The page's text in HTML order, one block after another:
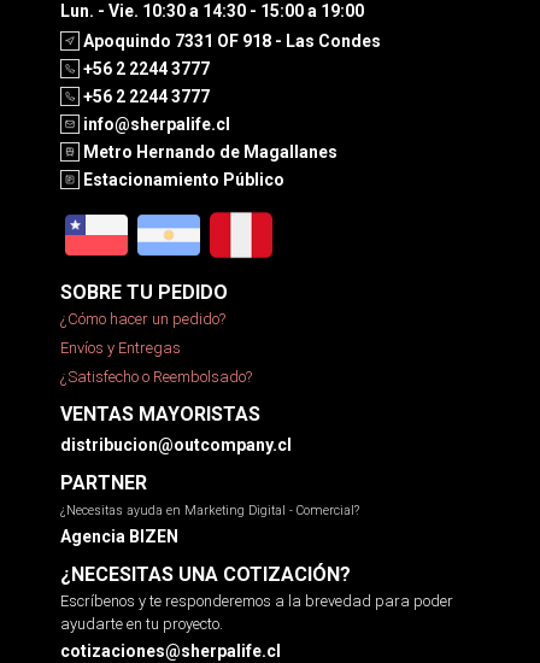
Lun. - Vie. 10:30 a 14:30 - 15:00 a 19:00
Apoquindo 7331 OF 918 - Las Condes
+56 2 2244 3777
+56 2 2244 3777
info@sherpalife.cl
Metro Hernando de Magallanes
Estacionamiento Público
SOBRE TU PEDIDO
¿Cómo hacer un pedido?
Envíos y Entregas
¿Satisfecho o Reembolsado?
VENTAS MAYORISTAS
distribucion@outcompany.cl
PARTNER
¿Necesitas ayuda en Marketing Digital - Comercial?
Agencia BIZEN
¿NECESITAS UNA COTIZACIÓN?
Escríbenos y te responderemos a la brevedad para poder
ayudarte en tu proyecto.
cotizaciones@sherpalife.cl